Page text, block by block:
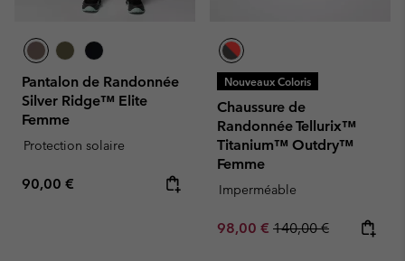
Pantalon de Randonnée
Silver Ridge™ Elite
Femme
Protection solaire
Regular price:
90,00 €
Nouveaux Coloris
Chaussure de
Randonnée Tellurix™
Titanium™ Outdry™
Femme
Imperméable
Sale price:
98,00 € Regular price:
140,00 €